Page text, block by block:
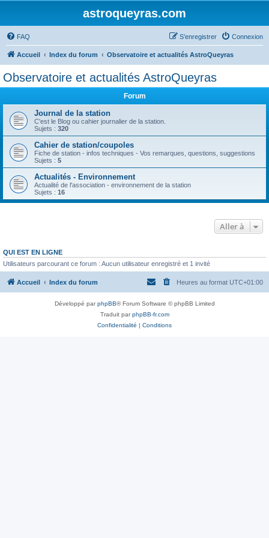
astroqueyras.com
FAQ Connexion
S’enregistrer
Accueil Index du forum Observatoire et actualités AstroQueyras
Observatoire et actualités AstroQueyras
Forum
Journal de la station
C'est le Blog ou cahier journalier de la station.
Sujets : 320
Cahier de station/coupoles
Fiche de station - infos techniques - Vos remarques, questions, suggestions
Sujets : 5
Actualités - Environnement
Actualité de l'association - environnement de la station
Sujets : 16
Aller à
QUI EST EN LIGNE
Utilisateurs parcourant ce forum : Aucun utilisateur enregistré et 1 invité
Accueil Index du forum Heures au format UTC+01:00
Développé parphpBB® Forum Software © phpBB Limited
Traduit parphpBB-fr.com
Confidentialité | Conditions